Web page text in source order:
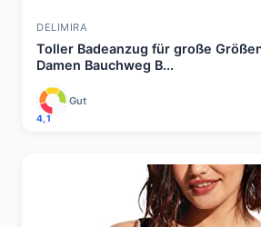
DELIMIRA
Toller Badeanzug für große
Damen Bauchweg B...
4,1
Gut